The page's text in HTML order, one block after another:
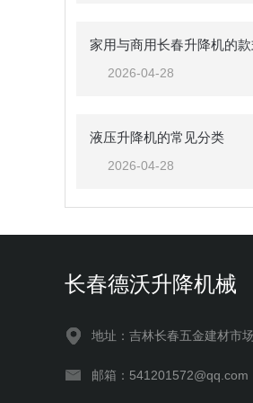
2026-04-28
液压升降机的常见分类
2026-04-28
长春德沃升降机械
地址：吉林长春五金建材市场
邮箱：541201572@qq.com